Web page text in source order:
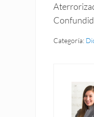
Categoría: